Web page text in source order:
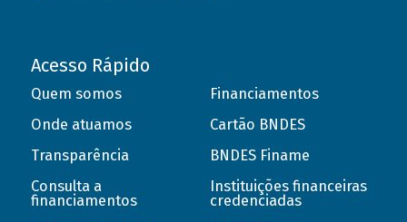
Acesso Rápido
Quem somos
Onde atuamos
Transparência
Consulta a
financiamentos
Financiamentos
Cartão BNDES
BNDES Finame
Instituições financeiras
credenciadas